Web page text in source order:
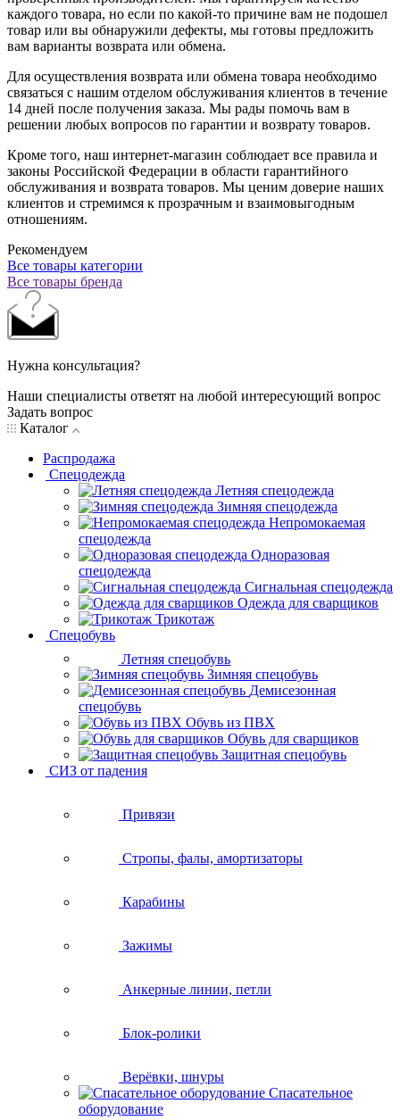
каждого товара, но если по какой-то причине вам не подошел
товар или вы обнаружили дефекты, мы готовы предложить
вам варианты возврата или обмена.
Для осуществления возврата или обмена товара необходимо
связаться с нашим отделом обслуживания клиентов в течение
14 дней после получения заказа. Мы рады помочь вам в
решении любых вопросов по гарантии и возврату товаров.
Кроме того, наш интернет-магазин соблюдает все правила и
законы Российской Федерации в области гарантийного
обслуживания и возврата товаров. Мы ценим доверие наших
клиентов и стремимся к прозрачным и взаимовыгодным
отношениям.
Рекомендуем
Все товары категории
Все товары бренда
Нужна консультация?
Наши специалисты ответят на любой интересующий вопрос
Задать вопрос
Каталог
Распродажа
Спецодежда
Летняя спецодежда
Зимняя спецодежда
Непромокаемая
спецодежда
Одноразовая
спецодежда
Сигнальная спецодежда
Одежда для сварщиков
Трикотаж
Спецобувь
Летняя спецобувь
Зимняя спецобувь
Демисезонная
спецобувь
Обувь из ПВХ
Обувь для сварщиков
Защитная спецобувь
СИЗ от падения
Привязи
Стропы, фалы, амортизаторы
Карабины
Зажимы
Анкерные линии, петли
Блок-ролики
Верёвки, шнуры
Спасательное
оборудование